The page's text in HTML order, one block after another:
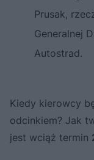
Prusak,
Generalnej
Autostrad.
Kiedy kierowcy
odcinkiem? Jak
jest wciąż termin